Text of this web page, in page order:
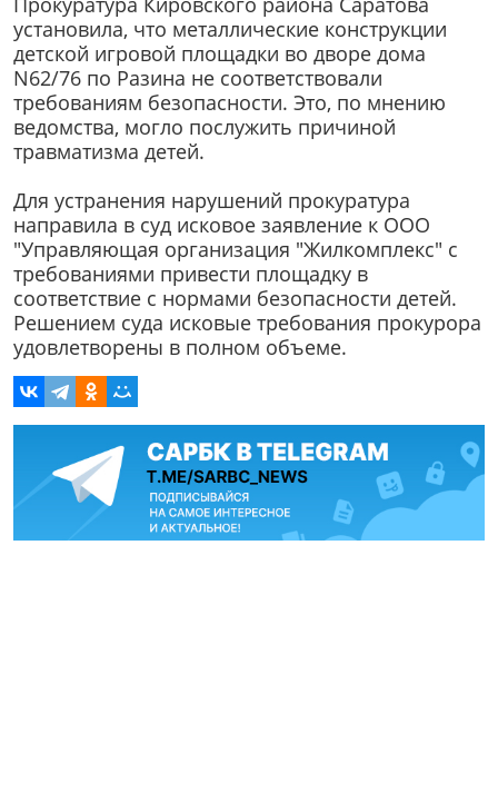
установила, что металлические конструкции
детской игровой площадки во дворе дома
N62/76 по Разина не соответствовали
требованиям безопасности. Это, по мнению
ведомства, могло послужить причиной
травматизма детей.
Для устранения нарушений прокуратура
направила в суд исковое заявление к ООО
"Управляющая организация "Жилкомплекс" с
требованиями привести площадку в
соответствие с нормами безопасности детей.
Решением суда исковые требования прокурора
удовлетворены в полном объеме.